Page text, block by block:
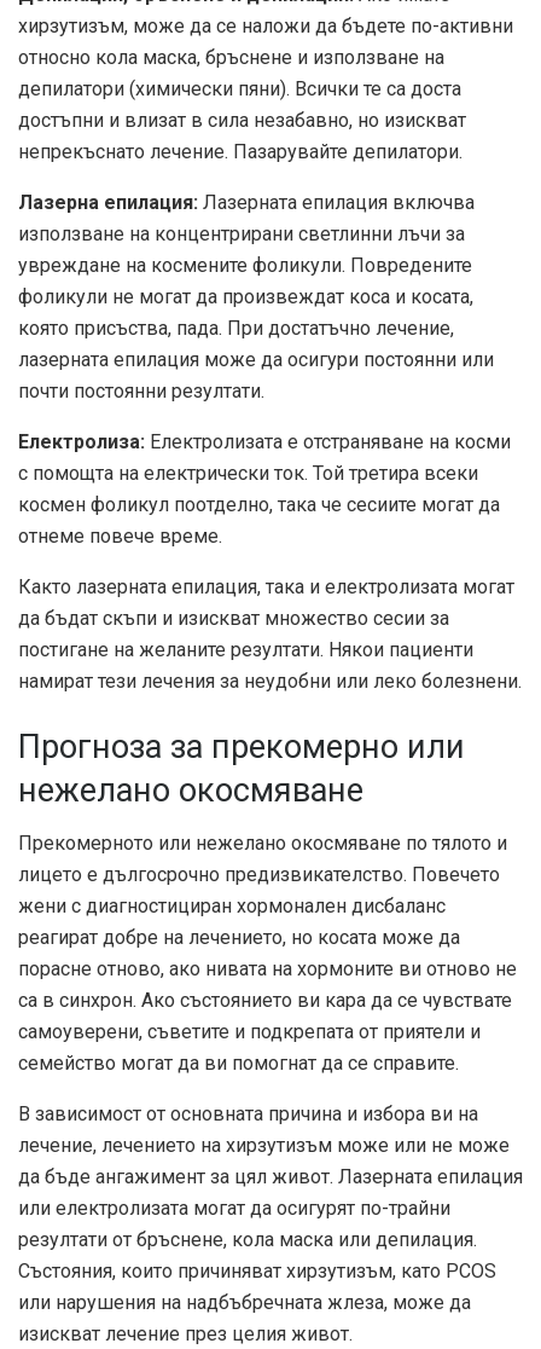
хирзутизъм, може да се наложи да бъдете по-активни
относно кола маска, бръснене и използване на
депилатори (химически пяни). Всички те са доста
достъпни и влизат в сила незабавно, но изискват
непрекъснато лечение. Пазарувайте депилатори.
Лазерна епилация: Лазерната епилация включва
използване на концентрирани светлинни лъчи за
увреждане на космените фоликули. Повредените
фоликули не могат да произвеждат коса и косата,
която присъства, пада. При достатъчно лечение,
лазерната епилация може да осигури постоянни или
почти постоянни резултати.
Електролиза: Електролизата е отстраняване на косми
с помощта на електрически ток. Той третира всеки
космен фоликул поотделно, така че сесиите могат да
отнеме повече време.
Както лазерната епилация, така и електролизата могат
да бъдат скъпи и изискват множество сесии за
постигане на желаните резултати. Някои пациенти
намират тези лечения за неудобни или леко болезнени.
Прогноза за прекомерно или
нежелано окосмяване
Прекомерното или нежелано окосмяване по тялото и
лицето е дългосрочно предизвикателство. Повечето
жени с диагностициран хормонален дисбаланс
реагират добре на лечението, но косата може да
порасне отново, ако нивата на хормоните ви отново не
са в синхрон. Ако състоянието ви кара да се чувствате
самоуверени, съветите и подкрепата от приятели и
семейство могат да ви помогнат да се справите.
В зависимост от основната причина и избора ви на
лечение, лечението на хирзутизъм може или не може
да бъде ангажимент за цял живот. Лазерната епилация
или електролизата могат да осигурят по-трайни
резултати от бръснене, кола маска или депилация.
Състояния, които причиняват хирзутизъм, като PCOS
или нарушения на надбъбречната жлеза, може да
изискват лечение през целия живот.